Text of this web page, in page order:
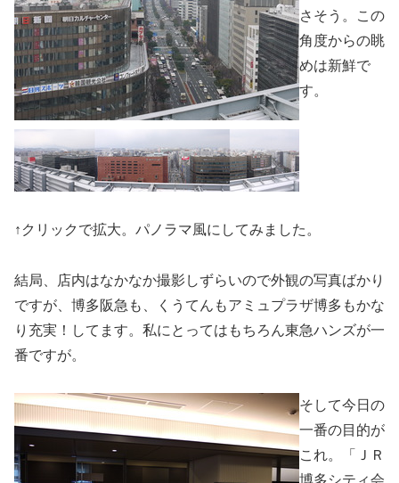
さそう。この
角度からの眺
めは新鮮で
す。
↑クリックで拡大。パノラマ風にしてみました。
結局、店内はなかなか撮影しずらいので外観の写真ばかり
ですが、博多阪急も、くうてんもアミュプラザ博多もかな
り充実！してます。私にとってはもちろん東急ハンズが一
番ですが。
そして今日の
一番の目的が
これ。「ＪＲ